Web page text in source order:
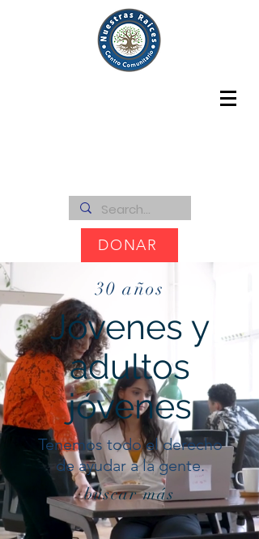
DONAR
30 años
Jóvenes y
adultos
jóvenes
Tenemos todo el derecho
de ayudar a la gente.
buscar más